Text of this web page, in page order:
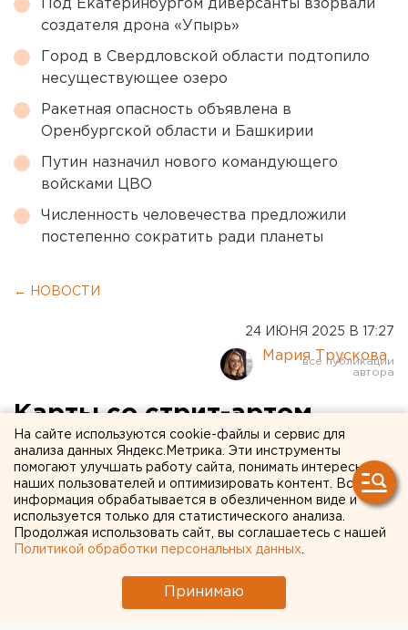
Под Екатеринбургом диверсанты взорвали
создателя дрона «Упырь»
Город в Свердловской области подтопило
несуществующее озеро
Ракетная опасность объявлена в
Оренбургской области и Башкирии
Путин назначил нового командующего
войсками ЦВО
Численность человечества предложили
постепенно сократить ради планеты
← НОВОСТИ
24 ИЮНЯ 2025 В 17:27
Мария Трускова
Карты со стрит-артом,
бинго-квест и трейлер
вашего лета: Сбер
приглашает на «Ночь
музыки» в Екатеринбурге
Сбер и его партнеры подготовили
екатеринбуржцам подарки и сюрпризы к «Ночи
На сайте используются cookie-файлы и сервис для
анализа данных Яндекс.Метрика. Эти инструменты
помогают улучшать работу сайта, понимать интересы
наших пользователей и оптимизировать контент. Вся
информация обрабатывается в обезличенном виде и
используется только для статистического анализа.
Продолжая использовать сайт, вы соглашаетесь с нашей
Политикой обработки персональных данных
Принимаю